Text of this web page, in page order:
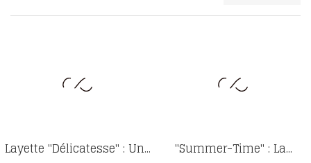
Layette "Délicatesse" : Un... "Summer-Time" : La...